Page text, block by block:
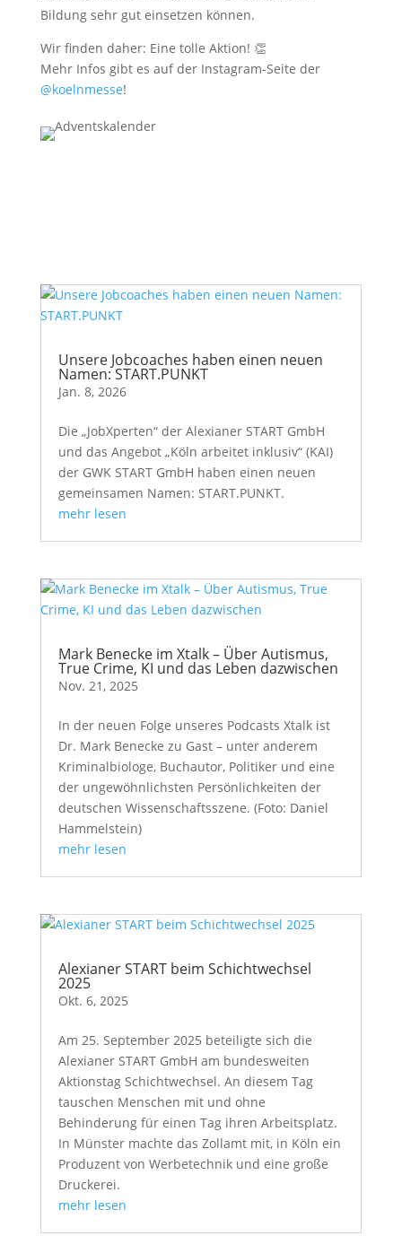
Bildung sehr gut einsetzen können.
Wir finden daher: Eine tolle Aktion! 👏
Mehr Infos gibt es auf der Instagram-Seite der
@koelnmesse!
Unsere Jobcoaches haben einen neuen
Namen: START.PUNKT
Jan. 8, 2026
Die „JobXperten“ der Alexianer START GmbH
und das Angebot „Köln arbeitet inklusiv“ (KAI)
der GWK START GmbH haben einen neuen
gemeinsamen Namen: START.PUNKT.
mehr lesen
Mark Benecke im Xtalk – Über Autismus,
True Crime, KI und das Leben dazwischen
Nov. 21, 2025
In der neuen Folge unseres Podcasts Xtalk ist
Dr. Mark Benecke zu Gast – unter anderem
Kriminalbiologe, Buchautor, Politiker und eine
der ungewöhnlichsten Persönlichkeiten der
deutschen Wissenschaftsszene. (Foto: Daniel
Hammelstein)
mehr lesen
Alexianer START beim Schichtwechsel
2025
Okt. 6, 2025
Am 25. September 2025 beteiligte sich die
Alexianer START GmbH am bundesweiten
Aktionstag Schichtwechsel. An diesem Tag
tauschen Menschen mit und ohne
Behinderung für einen Tag ihren Arbeitsplatz.
In Münster machte das Zollamt mit, in Köln ein
Produzent von Werbetechnik und eine große
Druckerei.
mehr lesen